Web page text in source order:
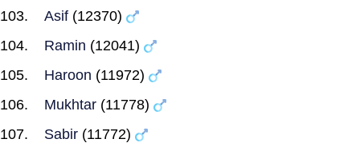
Asif (12370)
Ramin (12041)
Haroon (11972)
Mukhtar (11778)
Sabir (11772)